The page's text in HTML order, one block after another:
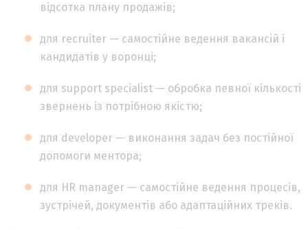
відсотка плану продажів;
для recruiter — самостійне ведення вакансій і
кандидатів у воронці;
для support specialist — обробка певної кількості
звернень із потрібною якістю;
для developer — виконання задач без постійної
допомоги ментора;
для HR manager — самостійне ведення процесів,
зустрічей, документів або адаптаційних треків.